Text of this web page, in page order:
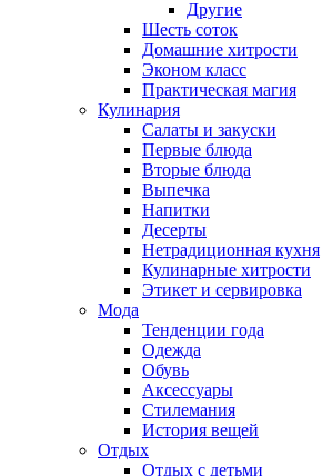
Другие
Шесть соток
Домашние хитрости
Эконом класс
Практическая магия
Кулинария
Салаты и закуски
Первые блюда
Вторые блюда
Выпечка
Напитки
Десерты
Нетрадиционная кухня
Кулинарные хитрости
Этикет и сервировка
Мода
Тенденции года
Одежда
Обувь
Аксессуары
Стилемания
История вещей
Отдых
Отдых с детьми